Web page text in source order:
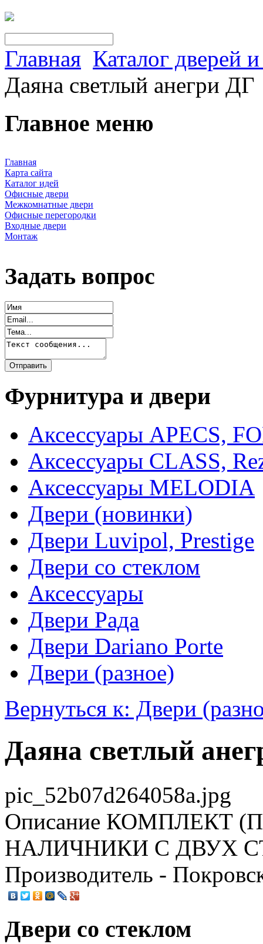
Главная Каталог дверей
Даяна светлый анегри ДГ
Главное меню
Главная
Карта сайта
Каталог идей
Офисные двери
Межкомнатные двери
Офисные перегородки
Входные двери
Монтаж
Задать вопрос
Фурнитура и двери
Аксессуары APECS,
Аксессуары CLASS,
Аксессуары MELODIA
Двери (новинки)
Двери Luvipol, Prestige
Двери со стеклом
Аксессуары
Двери Рада
Двери Dariano Porte
Двери (разное)
Вернуться к: Двери
Даяна светлый
pic_52b07d264058a.jpg
Описание КОМПЛЕКТ
НАЛИЧНИКИ С ДВУХ
Производитель -
Двери со стеклом